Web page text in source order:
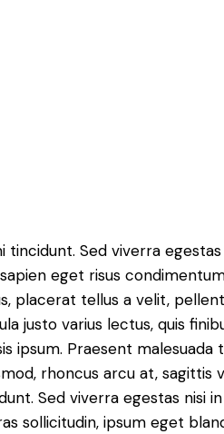
Sed viverra
eget risus
placerat tellus a velit,
justo varius lectus, quis
ipsum. Praesent
rhoncus arcu at, sagittis
Sed viverra egestas nisi in
sollicitudin, ipsum eget